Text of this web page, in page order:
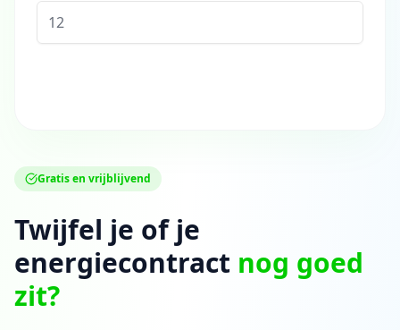
Gratis en vrijblijvend
Twijfel je of je
energiecontract nog goed
zit?